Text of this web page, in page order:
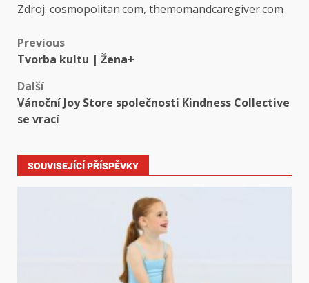
Zdroj: cosmopolitan.com, themomandcaregiver.com
Previous
Tvorba kultu | Žena+
Další
Vánoční Joy Store společnosti Kindness Collective
se vrací
SOUVISEJÍCÍ PŘÍSPĚVKY